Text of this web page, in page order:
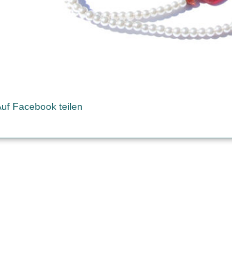
Facebook teilen